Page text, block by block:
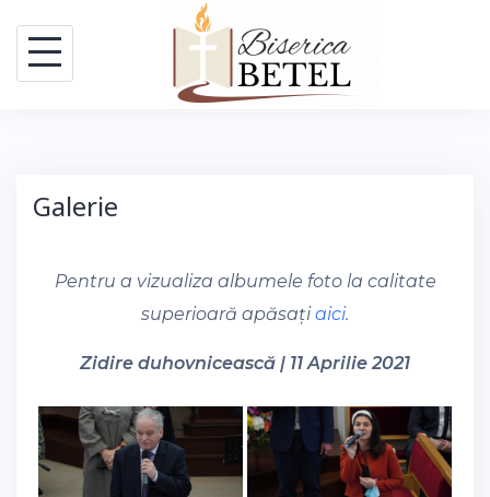
content
Galerie
Pentru a vizualiza albumele foto la calitate
superioară apăsațiaici.
Zidire duhovnicească | 11 Aprilie 2021